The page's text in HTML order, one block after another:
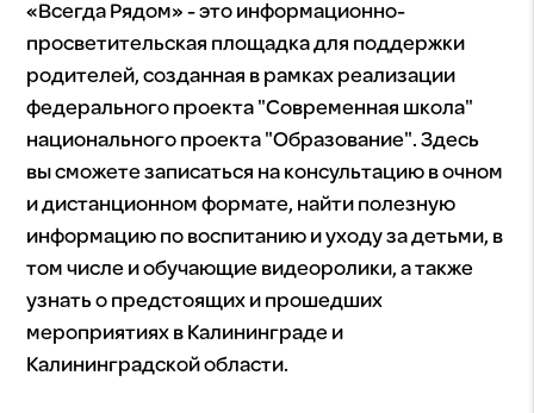
«Всегда Рядом» - это информационно-
просветительская площадка для поддержки
родителей, созданная в рамках реализации
федерального проекта "Современная школа"
национального проекта "Образование". Здесь
вы сможете записаться на консультацию в очном
и дистанционном формате, найти полезную
информацию по воспитанию и уходу за детьми, в
том числе и обучающие видеоролики, а также
узнать о предстоящих и прошедших
мероприятиях в Калининграде и
Калининградской области.